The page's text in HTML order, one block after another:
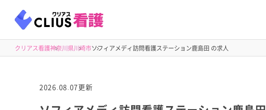
クリアス看護神奈川県川崎市ソフィアメディ訪問看護ステーション鹿島田 の求人
2026.08.07更新